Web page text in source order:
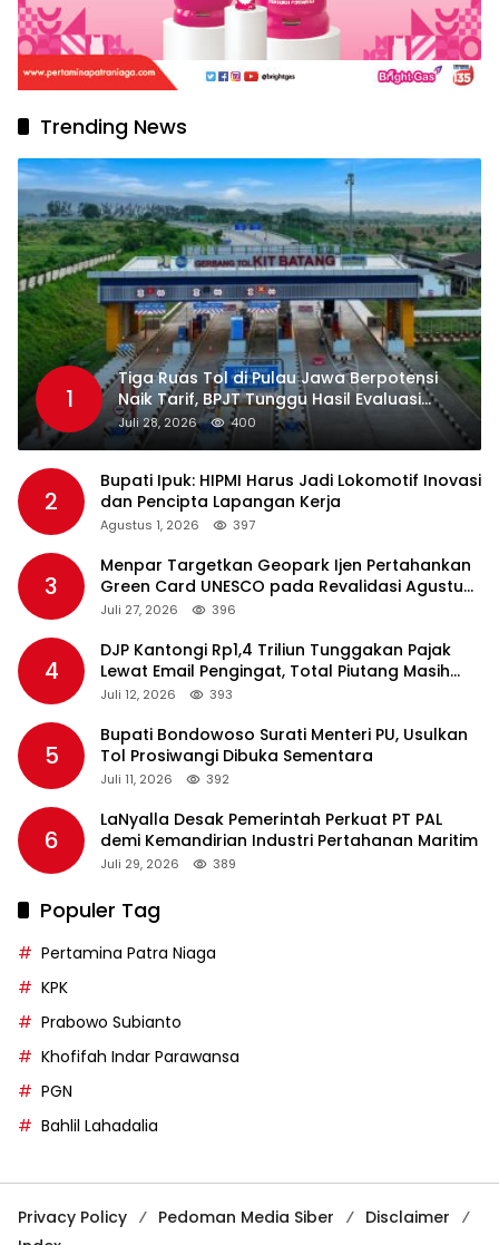
Trending News
1
Tiga Ruas Tol di Pulau Jawa Berpotensi
Naik Tarif, BPJT Tunggu Hasil Evaluasi
Standar Pelayanan
Juli 28, 2026 400
2
Bupati Ipuk: HIPMI Harus Jadi Lokomotif Inovasi
dan Pencipta Lapangan Kerja
Agustus 1, 2026 397
3
Menpar Targetkan Geopark Ijen Pertahankan
Green Card UNESCO pada Revalidasi Agustus
2026
Juli 27, 2026 396
4
DJP Kantongi Rp1,4 Triliun Tunggakan Pajak
Lewat Email Pengingat, Total Piutang Masih
Rp36 Triliun
Juli 12, 2026 393
5
Bupati Bondowoso Surati Menteri PU, Usulkan
Tol Prosiwangi Dibuka Sementara
Juli 11, 2026 392
6
LaNyalla Desak Pemerintah Perkuat PT PAL
demi Kemandirian Industri Pertahanan Maritim
Juli 29, 2026 389
Populer Tag
Pertamina Patra Niaga
KPK
Prabowo Subianto
Khofifah Indar Parawansa
PGN
Bahlil Lahadalia
Privacy Policy Pedoman Media Siber
Disclaimer